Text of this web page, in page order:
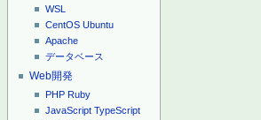
WSL
CentOS Ubuntu
Apache
データベース
Web開発
PHP Ruby
JavaScript TypeScript